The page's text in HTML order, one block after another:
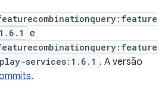
e
services:1.6.1 . A versão
.